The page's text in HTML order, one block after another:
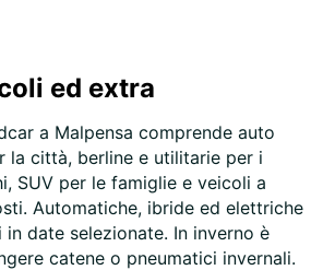
ed extra
a Malpensa comprende auto
la città, berline e utilitarie per i
SUV per le famiglie e veicoli a
Automatiche, ibride ed elettriche
date selezionate. In inverno è
catene o pneumatici invernali.